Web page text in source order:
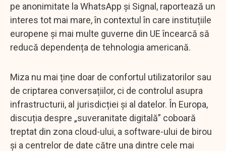
pe anonimitate la WhatsApp și Signal, raportează un
interes tot mai mare, în contextul în care instituțiile
europene și mai multe guverne din UE încearcă să
reducă dependența de tehnologia americană.
Miza nu mai ține doar de confortul utilizatorilor sau
de criptarea conversațiilor, ci de controlul asupra
infrastructurii, al jurisdicției și al datelor. În Europa,
discuția despre „suveranitate digitală” coboară
treptat din zona cloud-ului, a software-ului de birou
și a centrelor de date către una dintre cele mai